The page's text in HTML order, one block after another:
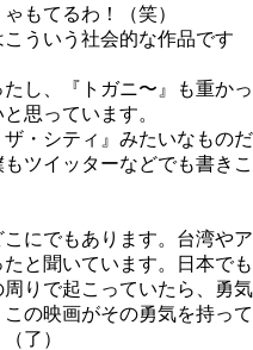
もてるわ！（笑）
ういう社会的な作品です
し、『トガニ〜』も重かっ
思っています。
・シティ』みたいなものだ
ツイッターなどでも書きこ
にでもあります。台湾やア
と聞いています。日本でも
りで起こっていたら、勇気
の映画がその勇気を持って
了）